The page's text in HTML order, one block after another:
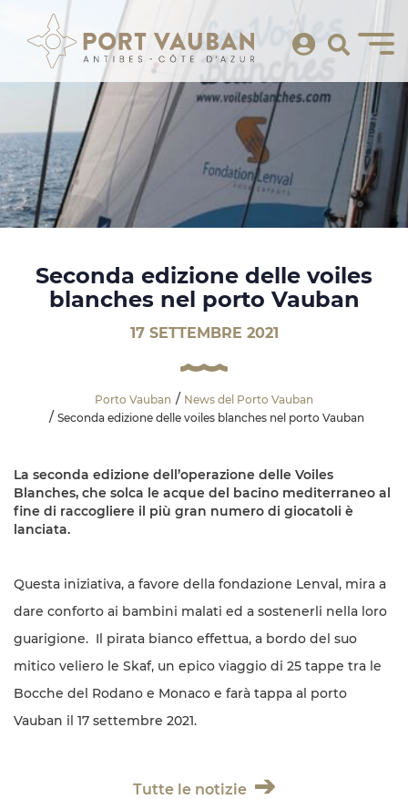
Seconda edizione delle voiles
blanches nel porto Vauban
17 SETTEMBRE 2021
Porto Vauban
News del Porto Vauban
Seconda edizione delle voiles blanches nel porto Vauban
La seconda edizione dell’operazione delle Voiles
Blanches, che solca le acque del bacino mediterraneo al
fine di raccogliere il più gran numero di giocatoli è
lanciata.
Questa iniziativa, a favore della fondazione Lenval, mira a
dare conforto ai bambini malati ed a sostenerli nella loro
guarigione. Il pirata bianco effettua, a bordo del suo
mitico veliero le Skaf, un epico viaggio di 25 tappe tra le
Bocche del Rodano e Monaco e farà tappa al porto
Vauban il 17 settembre 2021.
Tutte le notizie